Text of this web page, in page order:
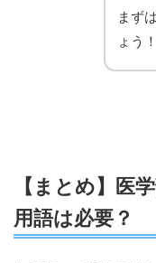
まず
ょう！
【まとめ】医
用語は必要？